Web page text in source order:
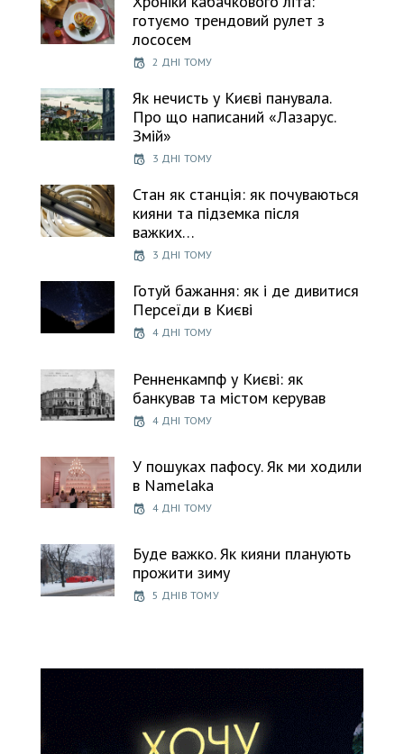
готуємо трендовий рулет з
лососем
2 ДНІ ТОМУ
Як нечисть у Києві панувала.
Про що написаний «Лазарус.
Змій»
3 ДНІ ТОМУ
Стан як станція: як почуваються
кияни та підземка після
важких…
3 ДНІ ТОМУ
Готуй бажання: як і де дивитися
Персеїди в Києві
4 ДНІ ТОМУ
Ренненкампф у Києві: як
банкував та містом керував
4 ДНІ ТОМУ
У пошуках пафосу. Як ми ходили
в Namelaka
4 ДНІ ТОМУ
Буде важко. Як кияни планують
прожити зиму
5 ДНІВ ТОМУ